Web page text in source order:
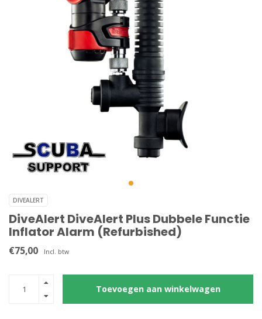
DIVEALERT
DiveAlert DiveAlert Plus Dubbele Functie
Inflator Alarm (Refurbished)
€75,00 Incl. btw
Toevoegen aan winkelwagen